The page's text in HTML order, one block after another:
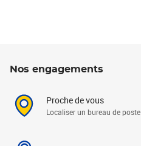
Nos engagements
Proche de vous
Localiser un bureau de poste